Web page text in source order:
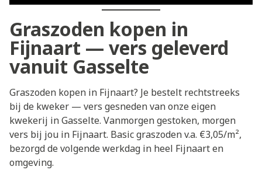
Graszoden kopen in
Fijnaart — vers geleverd
vanuit Gasselte
Graszoden kopen in Fijnaart? Je bestelt rechtstreeks
bij de kweker — vers gesneden van onze eigen
kwekerij in Gasselte. Vanmorgen gestoken, morgen
vers bij jou in Fijnaart. Basic graszoden v.a. €3,05/m²,
bezorgd de volgende werkdag in heel Fijnaart en
omgeving.